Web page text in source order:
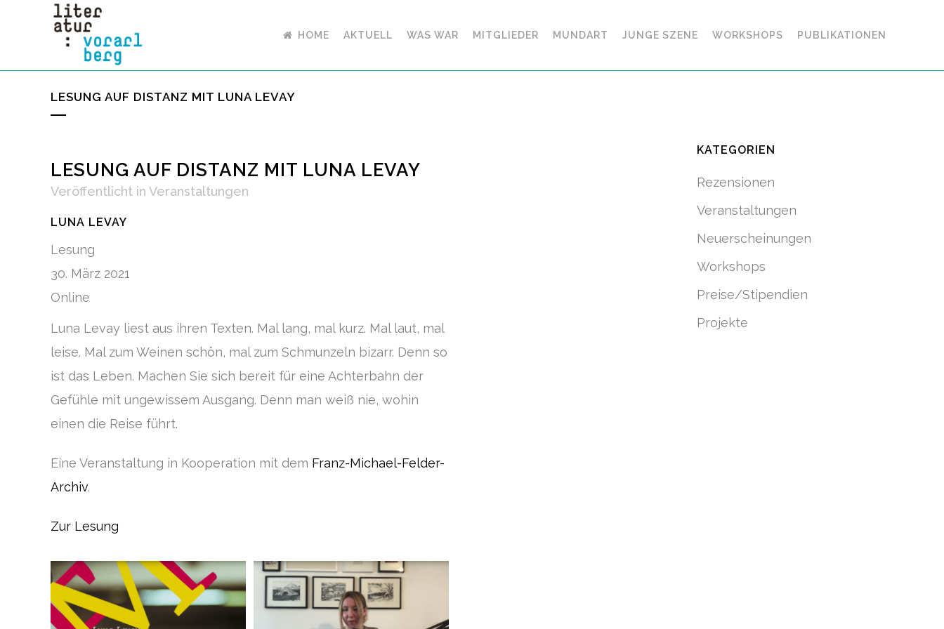
HOME AKTUELL WAS WAR MITGLIEDER MUNDART JUNGE SZENE WORKSHOPS PUBLIKATIONEN
LESUNG AUF DISTANZ MIT LUNA LEVAY
LESUNG AUF DISTANZ MIT LUNA LEVAY
Veröffentlicht in Veranstaltungen
LUNA LEVAY
Lesung
30. März 2021
Online
Luna Levay liest aus ihren Texten. Mal lang, mal kurz. Mal laut, mal
leise. Mal zum Weinen schön, mal zum Schmunzeln bizarr. Denn so
ist das Leben. Machen Sie sich bereit für eine Achterbahn der
Gefühle mit ungewissem Ausgang. Denn man weiß nie, wohin
einen die Reise führt.
Eine Veranstaltung in Kooperation mit dem Franz-Michael-Felder-
Archiv.
Zur Lesung
KATEGORIEN
Rezensionen
Veranstaltungen
Neuerscheinungen
Workshops
Preise/Stipendien
Projekte